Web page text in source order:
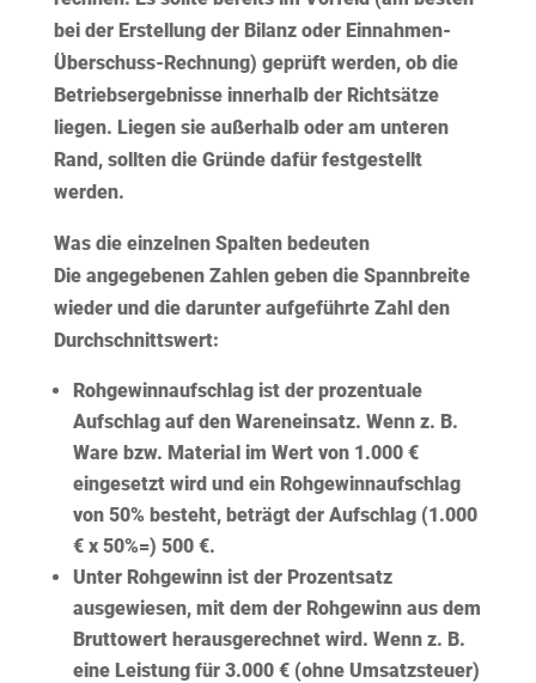
bei der Erstellung der Bilanz oder Einnahmen-
Überschuss-Rechnung) geprüft werden, ob die
Betriebsergebnisse innerhalb der Richtsätze
liegen. Liegen sie außerhalb oder am unteren
Rand, sollten die Gründe dafür festgestellt
werden.
Was die einzelnen Spalten bedeuten
Die angegebenen Zahlen geben die Spannbreite
wieder und die darunter aufgeführte Zahl den
Durchschnittswert:
Rohgewinnaufschlagist der prozentuale
Aufschlagauf den Wareneinsatz. Wenn z. B.
Ware bzw. Material im Wert von 1.000 €
eingesetzt wird und ein Rohgewinnaufschlag
von 50% besteht, beträgt der Aufschlag (1.000
€ x 50%=) 500 €.
Unter Rohgewinnist der Prozentsatz
ausgewiesen, mit dem der Rohgewinn aus dem
Bruttowert herausgerechnetwird. Wenn z. B.
eine Leistung für 3.000 € (ohne Umsatzsteuer)